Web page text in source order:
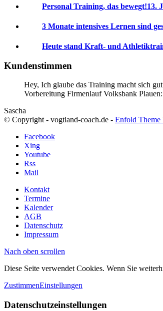
Personal Training, das bewegt!13.
3 Monate intensives Lernen sind
Heute stand Kraft- und
Kundenstimmen
Hey, Ich glaube das Training macht sich
Vorbereitung Firmenlauf Volksbank Plauen:
Sascha
© Copyright - vogtland-coach.de - Enfold Theme
Facebook
Xing
Youtube
Rss
Mail
Kontakt
Termine
Kalender
AGB
Datenschutz
Impressum
Nach oben scrollen
Diese Seite verwendet Cookies. Wenn Sie
ZustimmenEinstellungen
Datenschutzeinstellungen